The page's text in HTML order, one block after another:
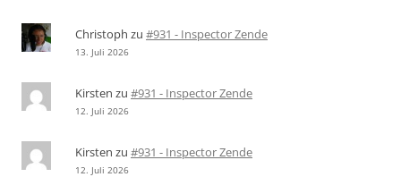
Christoph zu #931 - Inspector Zende
13. Juli 2026
Kirsten zu #931 - Inspector Zende
12. Juli 2026
Kirsten zu #931 - Inspector Zende
12. Juli 2026